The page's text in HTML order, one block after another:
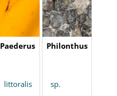
Paederus
littoralis
Philonthus
sp.